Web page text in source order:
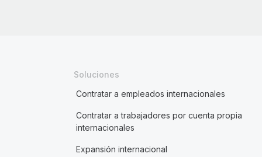
Soluciones
Contratar a empleados internacionales
Contratar a trabajadores por cuenta propia
internacionales
Expansión internacional